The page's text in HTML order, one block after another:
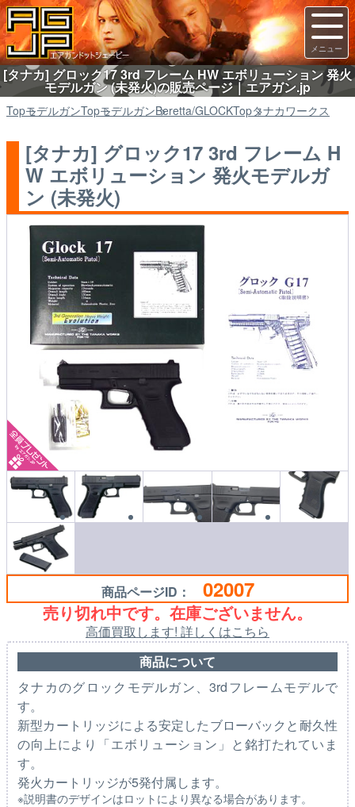
[タナカ] グロック17 3rd フレーム HW エボリューション 発火
モデルガン (未発火)の販売ページ｜エアガン.jp
TopモデルガンTopモデルガンBeretta/GLOCKTopタナカワークス
[タナカ] グロック17 3rd フレーム H
W エボリューション 発火モデルガ
ン (未発火)
商品ページID： 02007
売り切れ中です。在庫ございません。
高価買取します! 詳しくはこちら
商品について
タナカのグロックモデルガン、3rdフレームモデルで
す。
新型カートリッジによる安定したブローバックと耐久性
の向上により「エボリューション」と銘打たれていま
す。
発火カートリッジが5発付属します。
※説明書のデザインはロットにより異なる場合があります。